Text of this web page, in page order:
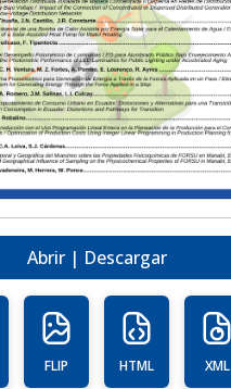
Abrir | Descargar
FLIP HTML XML